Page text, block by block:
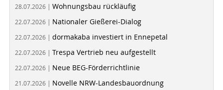
28.07.2026 | Wohnungsbau rückläufig
22.07.2026 | Nationaler Gießerei-Dialog
22.07.2026 | dormakaba investiert in Ennepetal
22.07.2026 | Trespa Vertrieb neu aufgestellt
22.07.2026 | Neue BEG-Förderrichtlinie
21.07.2026 | Novelle NRW-Landesbauordnung